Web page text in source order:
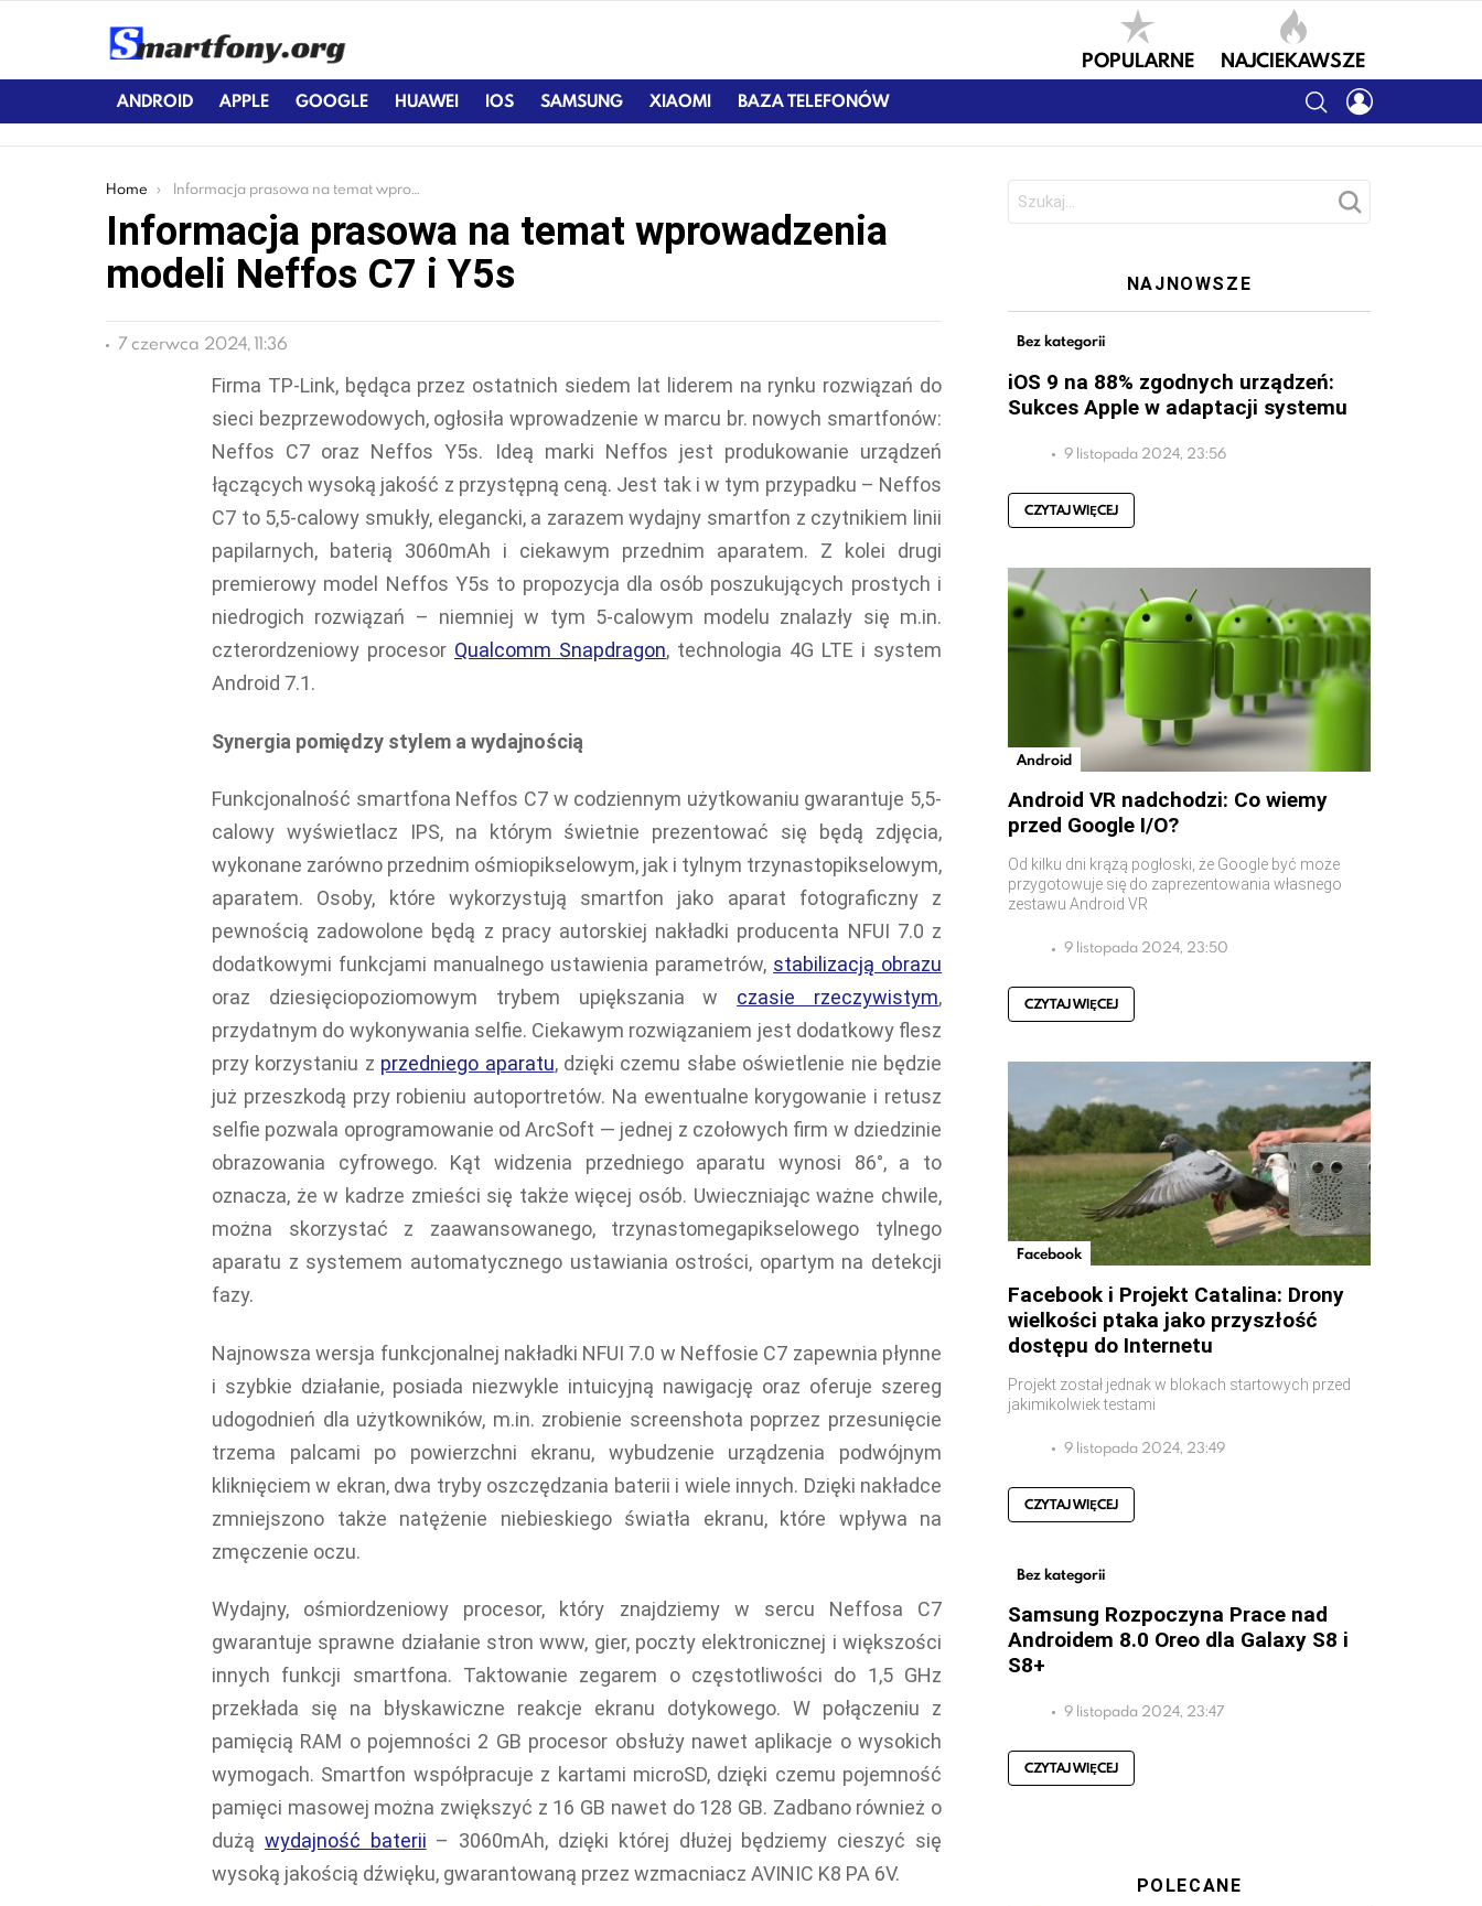
POPULARNE NAJCIEKAWSZE
ANDROID APPLE GOOGLE HUAWEI IOS SAMSUNG XIAOMI BAZA TELEFONÓW SEARCH
You are here:
Home Informacja prasowa na temat wprowadzenia modeli Neffos C7 i Y5s
Informacja prasowa na temat wprowadzenia
modeli Neffos C7 i Y5s
7 czerwca 2024, 11:36
Firma TP-Link, będąca przez ostatnich siedem lat liderem na rynku rozwiązań do
sieci bezprzewodowych, ogłosiła wprowadzenie w marcu br. nowych smartfonów:
Neffos C7 oraz Neffos Y5s. Ideą marki Neffos jest produkowanie urządzeń
łączących wysoką jakość z przystępną ceną. Jest tak i w tym przypadku – Neffos
C7 to 5,5-calowy smukły, elegancki, a zarazem wydajny smartfon z czytnikiem linii
papilarnych, baterią 3060mAh i ciekawym przednim aparatem. Z kolei drugi
premierowy model Neffos Y5s to propozycja dla osób poszukujących prostych i
niedrogich rozwiązań – niemniej w tym 5-calowym modelu znalazły się m.in.
czterordzeniowy procesor Qualcomm Snapdragon, technologia 4G LTE i system
Android 7.1.
Synergia pomiędzy stylem a wydajnością
Funkcjonalność smartfona Neffos C7 w codziennym użytkowaniu gwarantuje 5,5-
calowy wyświetlacz IPS, na którym świetnie prezentować się będą zdjęcia,
wykonane zarówno przednim ośmiopikselowym, jak i tylnym trzynastopikselowym,
aparatem. Osoby, które wykorzystują smartfon jako aparat fotograficzny z
pewnością zadowolone będą z pracy autorskiej nakładki producenta NFUI 7.0 z
dodatkowymi funkcjami manualnego ustawienia parametrów, stabilizacją obrazu
oraz dziesięciopoziomowym trybem upiększania w czasie rzeczywistym,
przydatnym do wykonywania selfie. Ciekawym rozwiązaniem jest dodatkowy flesz
przy korzystaniu z przedniego aparatu, dzięki czemu słabe oświetlenie nie będzie
już przeszkodą przy robieniu autoportretów. Na ewentualne korygowanie i retusz
selfie pozwala oprogramowanie od ArcSoft — jednej z czołowych firm w dziedzinie
obrazowania cyfrowego. Kąt widzenia przedniego aparatu wynosi 86°, a to
oznacza, że w kadrze zmieści się także więcej osób. Uwieczniając ważne chwile,
można skorzystać z zaawansowanego, trzynastomegapikselowego tylnego
aparatu z systemem automatycznego ustawiania ostrości, opartym na detekcji
fazy.
Najnowsza wersja funkcjonalnej nakładki NFUI 7.0 w Neffosie C7 zapewnia płynne
i szybkie działanie, posiada niezwykle intuicyjną nawigację oraz oferuje szereg
udogodnień dla użytkowników, m.in. zrobienie screenshota poprzez przesunięcie
trzema palcami po powierzchni ekranu, wybudzenie urządzenia podwójnym
kliknięciem w ekran, dwa tryby oszczędzania baterii i wiele innych. Dzięki nakładce
zmniejszono także natężenie niebieskiego światła ekranu, które wpływa na
zmęczenie oczu.
Wydajny, ośmiordzeniowy procesor, który znajdziemy w sercu Neffosa C7
gwarantuje sprawne działanie stron www, gier, poczty elektronicznej i większości
innych funkcji smartfona. Taktowanie zegarem o częstotliwości do 1,5 GHz
przekłada się na błyskawiczne reakcje ekranu dotykowego. W połączeniu z
pamięcią RAM o pojemności 2 GB procesor obsłuży nawet aplikacje o wysokich
wymogach. Smartfon współpracuje z kartami microSD, dzięki czemu pojemność
pamięci masowej można zwiększyć z 16 GB nawet do 128 GB. Zadbano również o
dużą wydajność baterii – 3060mAh, dzięki której dłużej będziemy cieszyć się
wysoką jakością dźwięku, gwarantowaną przez wzmacniacz AVINIC K8 PA 6V.
NAJNOWSZE
Bez kategorii
iOS 9 na 88% zgodnych urządzeń:
Sukces Apple w adaptacji systemu
9 listopada 2024, 23:56
CZYTAJ WIĘCEJ
Android
Android VR nadchodzi: Co wiemy
przed Google I/O?
Od kilku dni krążą pogłoski, że Google być może
przygotowuje się do zaprezentowania własnego
zestawu Android VR
9 listopada 2024, 23:50
CZYTAJ WIĘCEJ
Facebook
Facebook i Projekt Catalina: Drony
wielkości ptaka jako przyszłość
dostępu do Internetu
Projekt został jednak w blokach startowych przed
jakimikolwiek testami
9 listopada 2024, 23:49
CZYTAJ WIĘCEJ
Bez kategorii
Samsung Rozpoczyna Prace nad
Androidem 8.0 Oreo dla Galaxy S8 i
S8+
9 listopada 2024, 23:47
CZYTAJ WIĘCEJ
POLECANE